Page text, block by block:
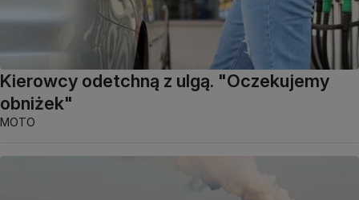
Kierowcy odetchną z ulgą. "Oczekujemy
obniżek"
MOTO